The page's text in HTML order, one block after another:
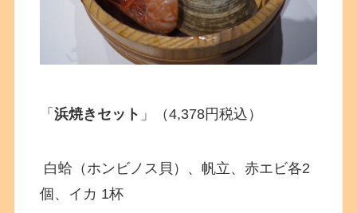
「浜焼きセット 」（4,378円税込）
白蛤（ホンビノス貝）、帆立、赤エビ各2
個、イカ 1杯